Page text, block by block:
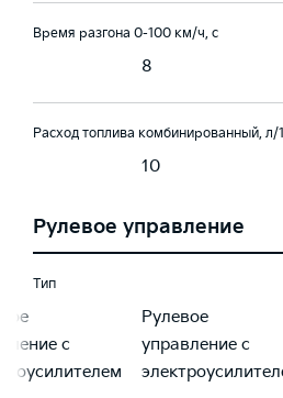
Время разгона 0-100 км/ч, с
8
Расход топлива комбинированный, л/
10
Рулевое управление
Тип
с
Рулевое
управление с